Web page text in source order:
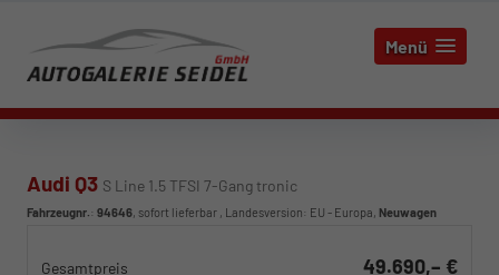
Menü
Audi Q3 S Line 1.5 TFSI 7-Gang tronic
Fahrzeugnr.: 94646, sofort lieferbar , Landesversion: EU - Europa, Neuwagen
Gesamtpreis 49.690,– €